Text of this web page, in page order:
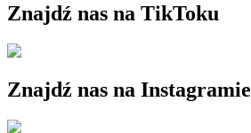
Znajdź nas na TikToku
Znajdź nas na Instagramie